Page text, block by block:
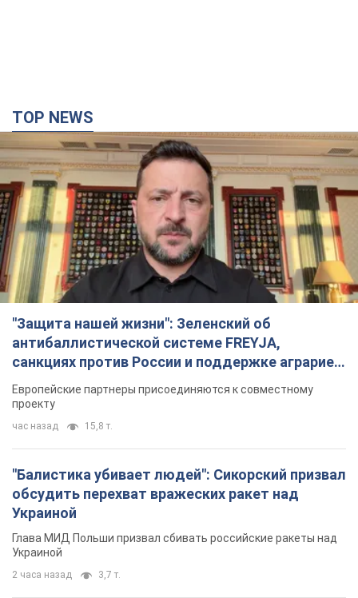
TOP NEWS
"Защита нашей жизни": Зеленский об
антибаллистической системе FREYJA,
санкциях против России и поддержке аграриев.
Видео
Европейские партнеры присоединяются к совместному
проекту
час назад 15,8 т.
"Балистика убивает людей": Сикорский призвал
обсудить перехват вражеских ракет над
Украиной
Глава МИД Польши призвал сбивать российские ракеты над
Украиной
2 часа назад 3,7 т.